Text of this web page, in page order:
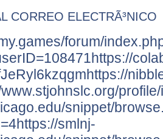
CORREO ELECTRÃ³NICO
forum/
https://
https://
snippet/
https://smlnj-